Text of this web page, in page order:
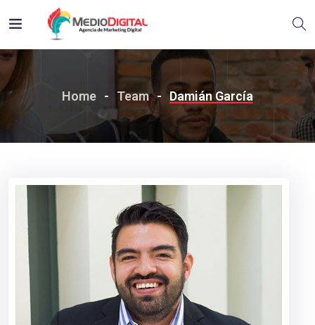
Home Team Damián García